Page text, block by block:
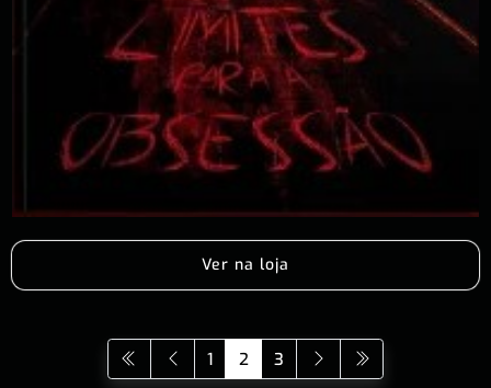
Ver na loja
1 2 3